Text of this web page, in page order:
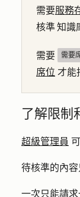
需要服務
核準 知識
需要 需要
席位 才能
了解限制
超級管理員
待核準的內
一次只能請求